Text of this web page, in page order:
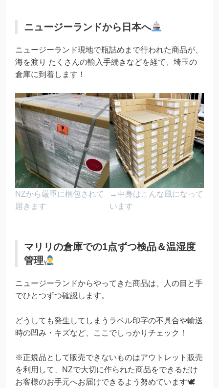
ニュージーランドから日本へ
ニュージーランド現地で瓶詰めまで行われた商品が、
海を渡り たくさんの輸入手続きなどを経て、埼玉の
倉庫に到着します！
NZから厳重に梱包されて
届きます
→中身はこんな風になって
います
マリリの倉庫での1点ずつ検品＆温湿度
管理
ニュージーランドからやってきた商品は、人の目と手
でひとつずつ確認します。
どうしても発生してしまうラベル印字の不具合や輸送
時の凹み・キズなど、ここでしっかりチェック！
※正規品として販売できないものはアウトレット販売
を利用して、NZで大切に作られた商品をできるだけ
お客様のお手元へお届けできるよう努めています🕊